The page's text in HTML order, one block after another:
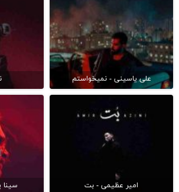
علی یاسینی - نمیخواستم
امیر عظیمی - بت سینا